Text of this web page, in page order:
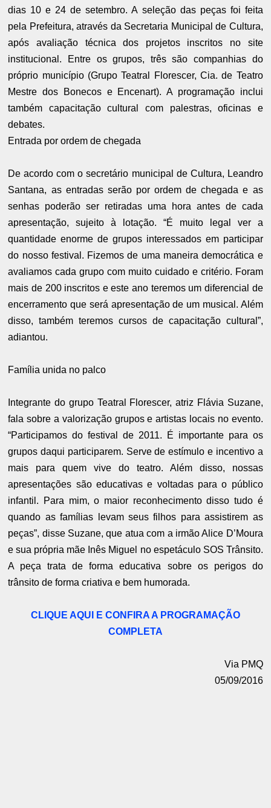
dias 10 e 24 de setembro. A seleção das peças foi feita
pela Prefeitura, através da Secretaria Municipal de Cultura,
após avaliação técnica dos projetos inscritos no site
institucional. Entre os grupos, três são companhias do
próprio município (Grupo Teatral Florescer, Cia. de Teatro
Mestre dos Bonecos e Encenart). A programação inclui
também capacitação cultural com palestras, oficinas e
debates.
Entrada por ordem de chegada
De acordo com o secretário municipal de Cultura, Leandro
Santana, as entradas serão por ordem de chegada e as
senhas poderão ser retiradas uma hora antes de cada
apresentação, sujeito à lotação. “É muito legal ver a
quantidade enorme de grupos interessados em participar
do nosso festival. Fizemos de uma maneira democrática e
avaliamos cada grupo com muito cuidado e critério. Foram
mais de 200 inscritos e este ano teremos um diferencial de
encerramento que será apresentação de um musical. Além
disso, também teremos cursos de capacitação cultural”,
adiantou.
Família unida no palco
Integrante do grupo Teatral Florescer, atriz Flávia Suzane,
fala sobre a valorização grupos e artistas locais no evento.
“Participamos do festival de 2011. É importante para os
grupos daqui participarem. Serve de estímulo e incentivo a
mais para quem vive do teatro. Além disso, nossas
apresentações são educativas e voltadas para o público
infantil. Para mim, o maior reconhecimento disso tudo é
quando as famílias levam seus filhos para assistirem as
peças”, disse Suzane, que atua com a irmão Alice D’Moura
e sua própria mãe Inês Miguel no espetáculo SOS Trânsito.
A peça trata de forma educativa sobre os perigos do
trânsito de forma criativa e bem humorada.
CLIQUE AQUI E CONFIRA A PROGRAMAÇÃO
COMPLETA
Via PMQ
05/09/2016